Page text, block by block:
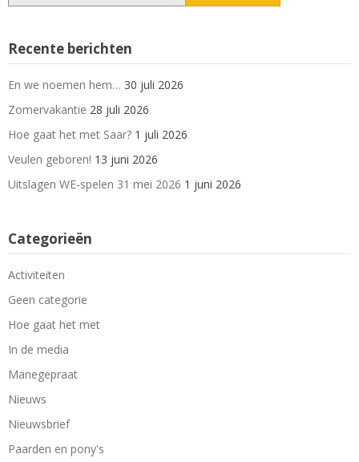
Recente berichten
En we noemen hem… 30 juli 2026
Zomervakantie 28 juli 2026
Hoe gaat het met Saar? 1 juli 2026
Veulen geboren! 13 juni 2026
Uitslagen WE-spelen 31 mei 2026 1 juni 2026
Categorieën
Activiteiten
Geen categorie
Hoe gaat het met
In de media
Manegepraat
Nieuws
Nieuwsbrief
Paarden en pony's